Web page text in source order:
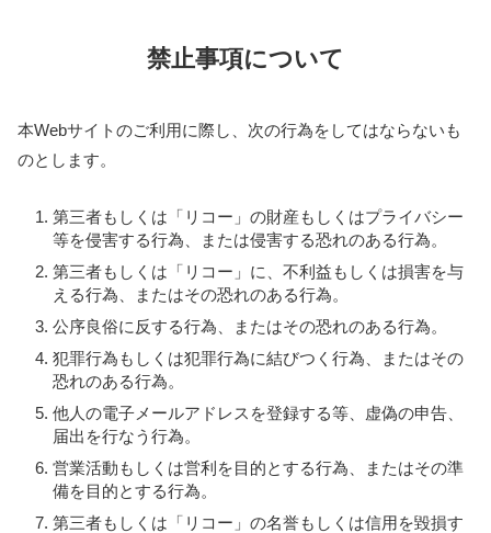
禁止事項について
本Webサイトのご利用に際し、次の行為をしてはならないも
のとします。
第三者もしくは「リコー」の財産もしくはプライバシー
等を侵害する行為、または侵害する恐れのある行為。
第三者もしくは「リコー」に、不利益もしくは損害を与
える行為、またはその恐れのある行為。
公序良俗に反する行為、またはその恐れのある行為。
犯罪行為もしくは犯罪行為に結びつく行為、またはその
恐れのある行為。
他人の電子メールアドレスを登録する等、虚偽の申告、
届出を行なう行為。
営業活動もしくは営利を目的とする行為、またはその準
備を目的とする行為。
第三者もしくは「リコー」の名誉もしくは信用を毀損す